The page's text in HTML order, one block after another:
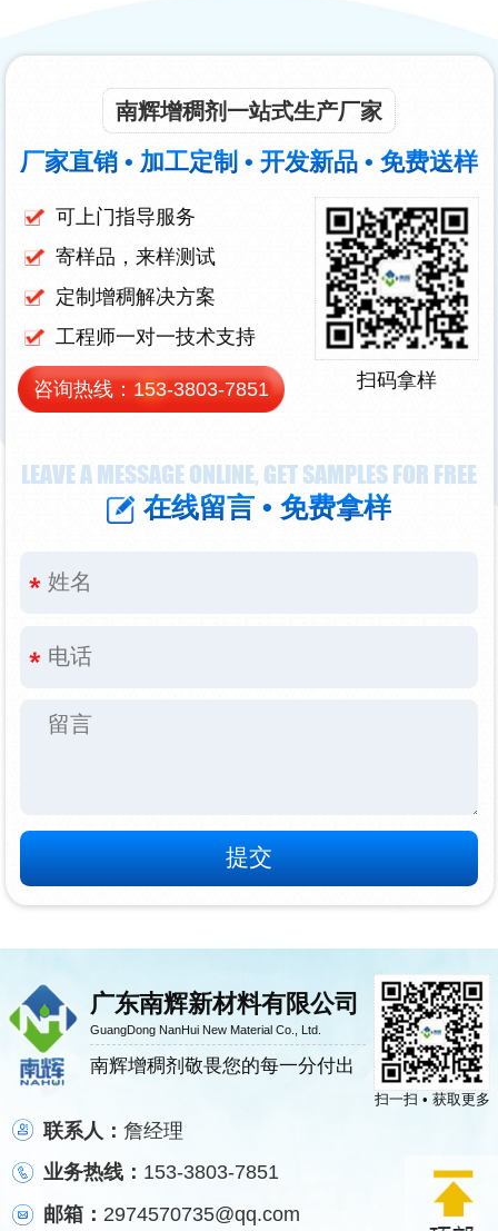
LEAVE A MESSAGE ONLINE, GET SAMPLES FOR FREE
在线留言 • 免费拿样
南辉增稠剂一站式生产厂家
厂家直销 • 加工定制 • 开发新品 • 免费送样
可上门指导服务
寄样品，来样测试
定制增稠解决方案
工程师一对一技术支持
咨询热线： 153-3803-7851 扫码拿样
广东南辉新材料有限公司
GuangDong NanHui New Material Co., Ltd.
南辉增稠剂敬畏您的每一分付出
扫一扫 • 获取更多
联系人：詹经理
业务热线： 153-3803-7851
邮箱： 2974570735@qq.com